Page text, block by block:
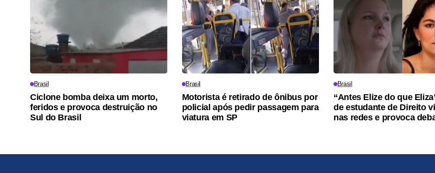
Brasil
Ciclone bomba deixa um morto,
feridos e provoca destruição no
Sul do Brasil
Brasil
Motorista é retirado de ônibus por
policial após pedir passagem para
viatura em SP
Brasil
“Antes Elize do que
de estudante de Direito
nas redes e provoca